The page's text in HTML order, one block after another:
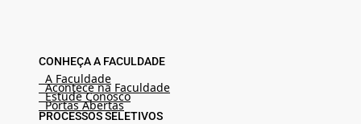
CONHEÇA A FACULDADE
A Faculdade
Acontece na Faculdade
Estude Conosco
Portas Abertas
PROCESSOS SELETIVOS